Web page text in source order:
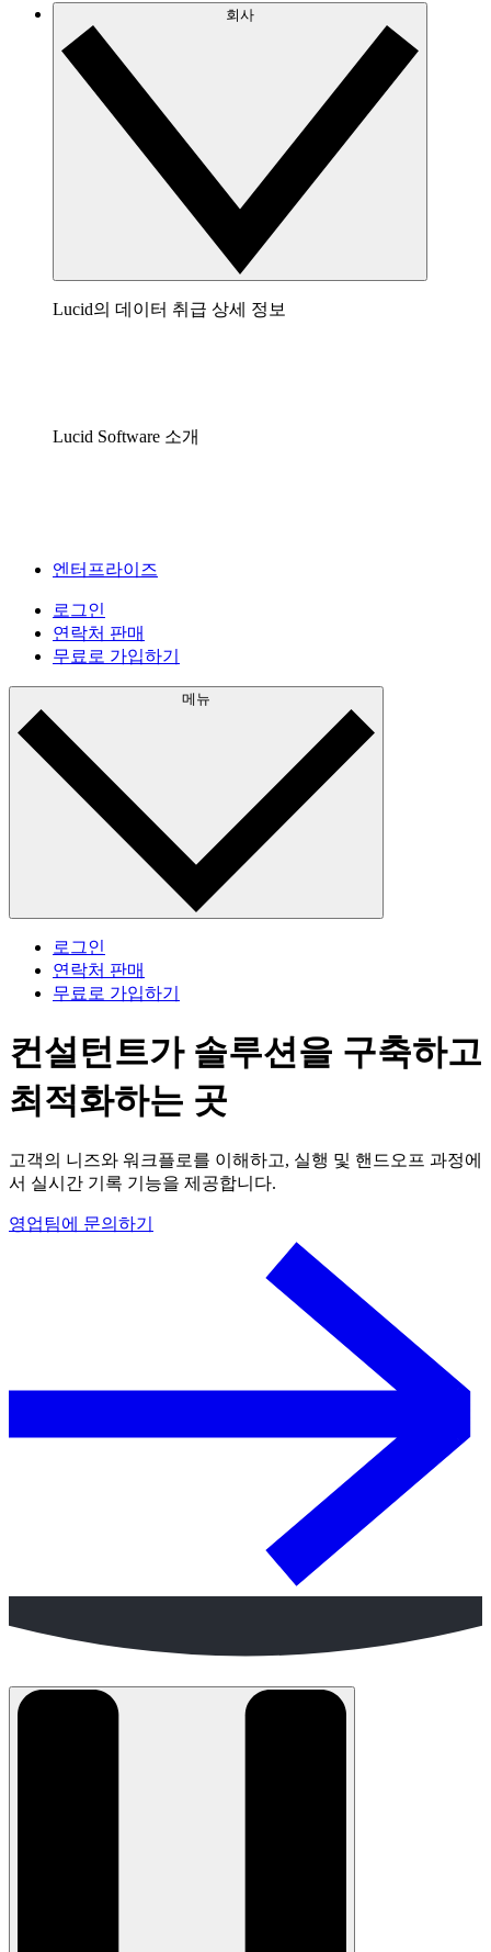
회사
Lucid의 데이터 취급 상세 정보
Lucid Software 소개
엔터프라이즈
로그인
연락처 판매
무료로 가입하기
메뉴
로그인
연락처 판매
무료로 가입하기
컨설턴트가 솔루션을 구축하고
최적화하는 곳
고객의 니즈와 워크플로를 이해하고, 실행 및 핸드오프 과정에
서 실시간 기록 기능을 제공합니다.
영업팀에 문의하기